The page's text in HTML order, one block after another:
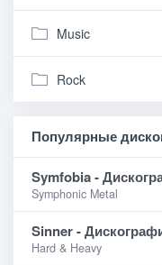
Music
Rock
Популярные
Symfobia -
Symphonic Metal
Sinner -
Hard & Heavy